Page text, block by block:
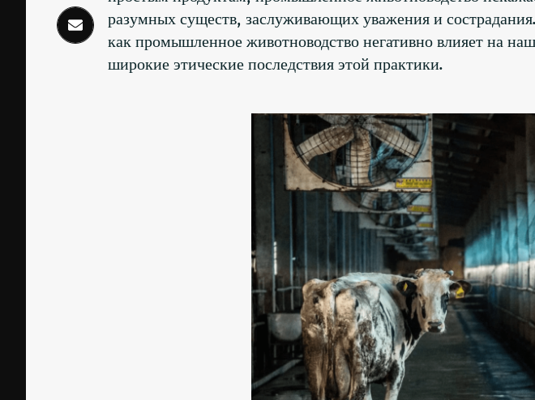
разумных существ, заслуживающих уважения и сострадания.
как промышленное животноводство негативно влияет на
широкие этические последствия этой практики.